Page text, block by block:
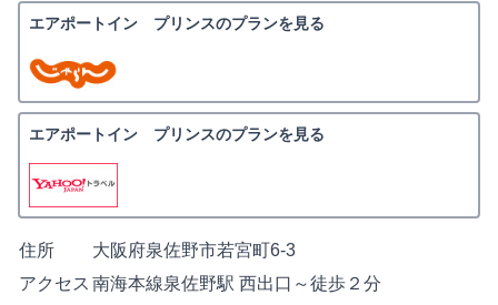
エアポートイン プリンスのプランを見る
エアポートイン プリンスのプランを見る
住所
大阪府泉佐野市若宮町6-3
アクセス 南海本線泉佐野駅 西出口～徒歩２分